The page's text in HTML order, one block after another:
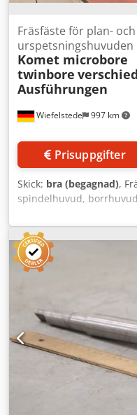
Wiefelstede 997 km
Fräsfäste för plan- och
urspetsningshuvuden
Komet microbore
twinbore
Ausführungen
Prisuppgifter
Skick: bra (begagnad),
spindelhuvud,
spindelborrhuvud,
universalborrhuvud,
plan- och
microbore twinbore,
upprymningshuvuden
32-100-3 / 2x AB/ISO
AB/VD 40 / AB/FZ 80 /
AB/VD 25 ... -twinbore:
-Pris/utlämning:
715/365/H210 mm -Vikt